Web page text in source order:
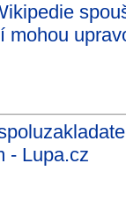
mohou
- Lupa.cz